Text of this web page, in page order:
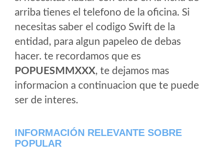
arriba tienes el telefono de la oficina. Si
necesitas saber el codigo Swift de la
entidad, para algun papeleo de debas
hacer. te recordamos que es
POPUESMMXXX, te dejamos mas
informacion a continuacion que te puede
ser de interes.
INFORMACIÓN RELEVANTE SOBRE
POPULAR